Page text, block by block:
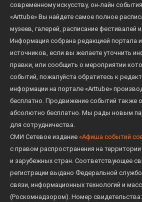
современному искусству, он-лайн
«Arttube» Вы найдете самое полное
музеев, галерей, расписание фестивалей
Информация собрана редакцией портала
источников, если вы желаете уточнить
правки, или сообщить о мероприятии
событий, пожалуйста обратитесь к
информации на портале «Arttube»
бесплатно. Продвижение событий также
абсолютно бесплатно. Мы рады новым
для сотрудничества.
СМИ Сетевое издание «Афиша событий
с правом распространения на
и зарубежных стран. Соответствующее
регистрации выдано Федеральной
связи, информационных технологий и
(Роскомнадзором). Номер